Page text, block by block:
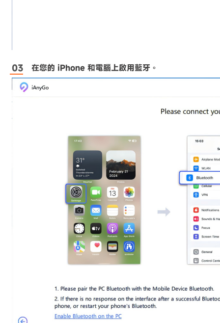
在您的 iPhone 和電腦上啟用藍牙 。